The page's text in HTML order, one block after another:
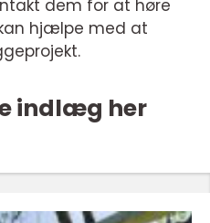
dem for at høre
hjælpe med at
indlæg her